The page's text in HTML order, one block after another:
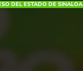
DEL ESTADO DE SINALOA